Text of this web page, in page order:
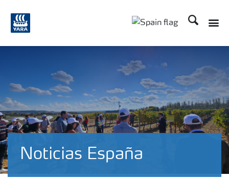
Buscar
Noticias España